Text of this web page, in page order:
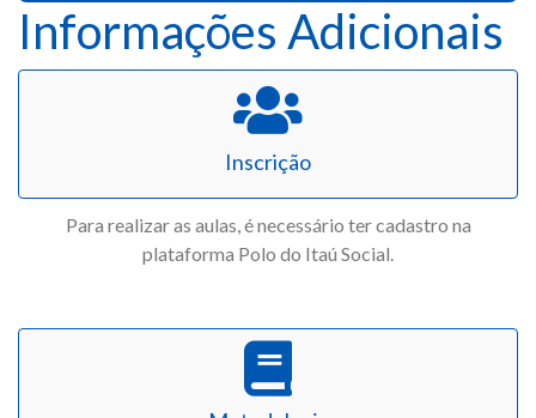
Informações Adicionais
Inscrição
Para realizar as aulas, é necessário ter cadastro na
plataforma Polo do Itaú Social.